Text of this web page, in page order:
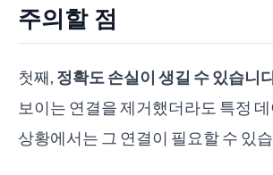
주의할 점
첫째, 정확도 손실이 생길 수 있습니
보이는 연결을 제거했더라도 특정
상황에서는 그 연결이 필요할 수 있